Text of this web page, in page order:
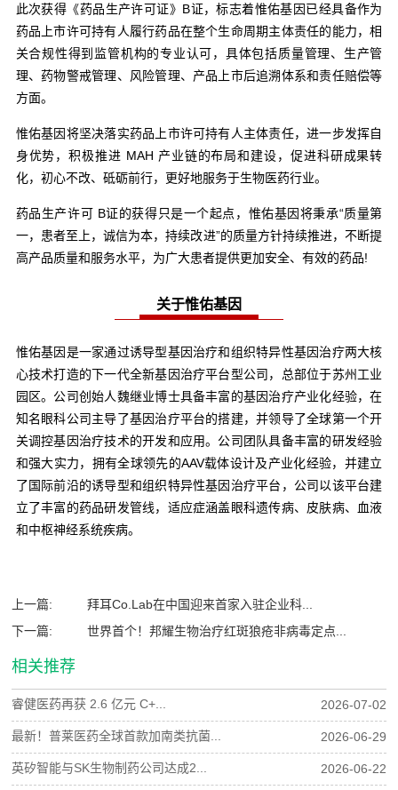
此次获得《药品生产许可证》B证，标志着惟佑基因已经具备作为
药品上市许可持有人履行药品在整个生命周期主体责任的能力，相
关合规性得到监管机构的专业认可，具体包括质量管理、生产管
理、药物警戒管理、风险管理、产品上市后追溯体系和责任赔偿等
方面。
惟佑基因将坚决落实药品上市许可持有人主体责任，进一步发挥自
身优势，积极推进 MAH 产业链的布局和建设，促进科研成果转
化，初心不改、砥砺前行，更好地服务于生物医药行业。
药品生产许可 B证的获得只是一个起点，惟佑基因将秉承“质量第
一，患者至上，诚信为本，持续改进”的质量方针持续推进，不断提
高产品质量和服务水平，为广大患者提供更加安全、有效的药品!
关于惟佑基因
惟佑基因是一家通过诱导型基因治疗和组织特异性基因治疗两大核
心技术打造的下一代全新基因治疗平台型公司，总部位于苏州工业
园区。公司创始人魏继业博士具备丰富的基因治疗产业化经验，在
知名眼科公司主导了基因治疗平台的搭建，并领导了全球第一个开
关调控基因治疗技术的开发和应用。公司团队具备丰富的研发经验
和强大实力，拥有全球领先的AAV载体设计及产业化经验，并建立
了国际前沿的诱导型和组织特异性基因治疗平台，公司以该平台建
立了丰富的药品研发管线，适应症涵盖眼科遗传病、皮肤病、血液
和中枢神经系统疾病。
上一篇:
拜耳Co.Lab在中国迎来首家入驻企业科...
下一篇:
世界首个！邦耀生物治疗红斑狼疮非病毒定点...
相关推荐
睿健医药再获 2.6 亿元 C+... 2026-07-02
最新！普莱医药全球首款加南类抗菌... 2026-06-29
英矽智能与SK生物制药公司达成2... 2026-06-22